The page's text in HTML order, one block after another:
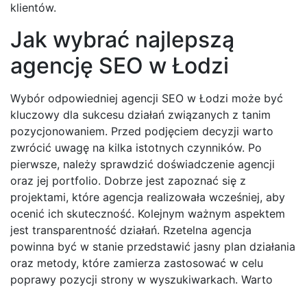
klientów.
Jak wybrać najlepszą
agencję SEO w Łodzi
Wybór odpowiedniej agencji SEO w Łodzi może być
kluczowy dla sukcesu działań związanych z tanim
pozycjonowaniem. Przed podjęciem decyzji warto
zwrócić uwagę na kilka istotnych czynników. Po
pierwsze, należy sprawdzić doświadczenie agencji
oraz jej portfolio. Dobrze jest zapoznać się z
projektami, które agencja realizowała wcześniej, aby
ocenić ich skuteczność. Kolejnym ważnym aspektem
jest transparentność działań. Rzetelna agencja
powinna być w stanie przedstawić jasny plan działania
oraz metody, które zamierza zastosować w celu
poprawy pozycji strony w wyszukiwarkach. Warto